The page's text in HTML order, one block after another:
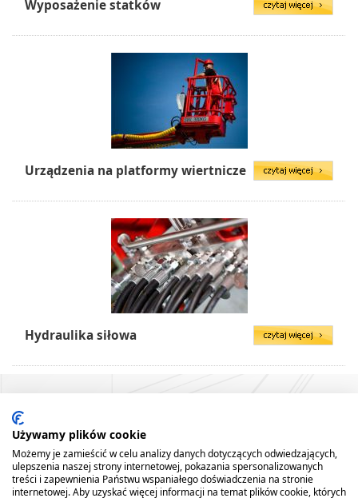
Wyposażenie statków
Urządzenia na platformy wiertnicze
Hydraulika siłowa
Używamy plików cookie
Możemy je zamieścić w celu analizy danych dotyczących odwiedzających,
ulepszenia naszej strony internetowej, pokazania spersonalizowanych
treści i zapewnienia Państwu wspaniałego doświadczenia na stronie
internetowej. Aby uzyskać więcej informacji na temat plików cookie, których